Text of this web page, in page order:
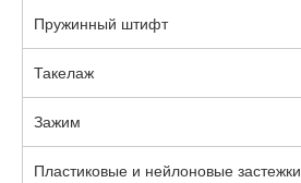
Пружинный штифт
Такелаж
Зажим
Пластиковые и нейлоновые застежки